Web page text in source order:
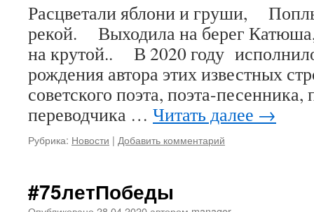
Расцветали яблони и груши,
рекой. Выходила на берег
на крутой.. В 2020 году
рождения автора этих известных
советского поэта, поэта-песенника,
переводчика … Читать далее →
Рубрика: Новости | Добавить комментарий
#75летПобеды